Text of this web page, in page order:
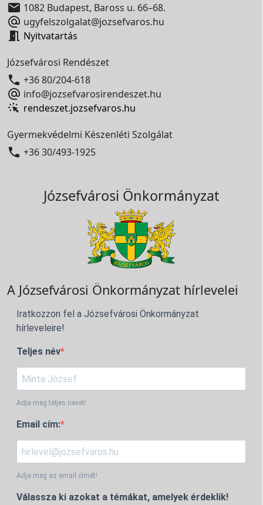
 1082 Budapest, Baross u. 66–68.
 ugyfelszolgalat@jozsefvaros.hu
 Nyitvatartás
Józsefvárosi Rendészet
 +36 80/204-618
 info@jozsefvarosirendeszet.hu
rendeszet.jozsefvaros.hu
Gyermekvédelmi Készenléti Szolgálat
 +36 30/493-1925
Józsefvárosi Önkormányzat
A Józsefvárosi Önkormányzat hírlevelei
Iratkozzon fel a Józsefvárosi Önkormányzat
hírleveleire!
Teljes név
Adja meg teljes nevét!
Email cím:
Adja meg az email címét!
Válassza ki azokat a témákat, amelyek érdeklik!